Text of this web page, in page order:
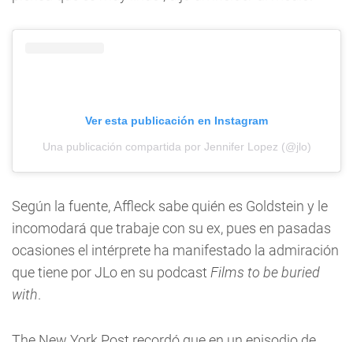
Ver esta publicación en Instagram
Una publicación compartida por Jennifer Lopez (@jlo)
Según la fuente, Affleck sabe quién es Goldstein y le
incomodará que trabaje con su ex, pues en pasadas
ocasiones el intérprete ha manifestado la admiración
que tiene por JLo en su podcast Films to be buried
with.